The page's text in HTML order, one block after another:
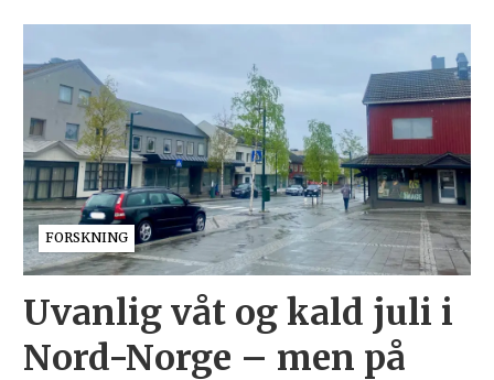
FORSKNING
Uvanlig våt og kald juli i
Nord-Norge – men på